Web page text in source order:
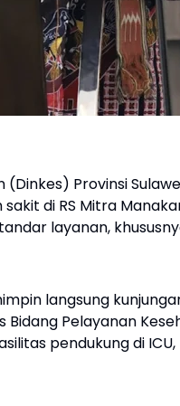
(Dinkes) Provinsi
di RS Mitra
layanan,
langsung
Pelayanan
pendukung di ICU,